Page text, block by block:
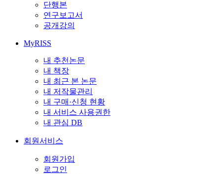
단행본
연구보고서
공개강의
MyRISS
내 추천논문
내 책장
내 최근 본 논문
내 저작물관리
내 구매·신청 현황
내 서비스 사용권한
내 관심 DB
회원서비스
회원가입
로그인